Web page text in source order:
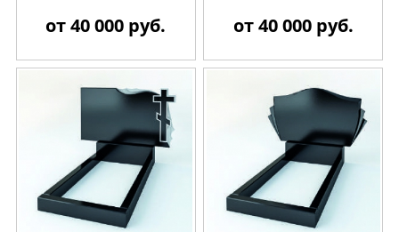
от 40 000 руб. от 40 000 руб.